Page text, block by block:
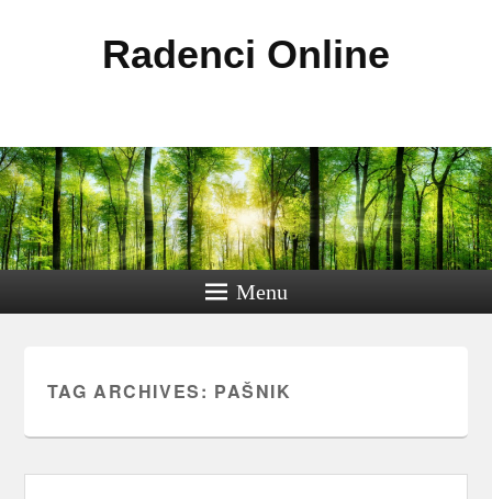
Radenci Online
Menu
TAG ARCHIVES: PAŠNIK